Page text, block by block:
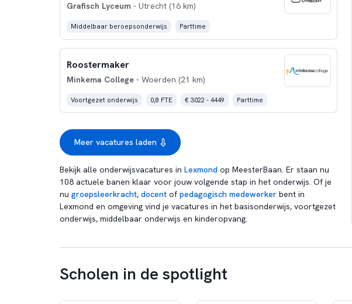
Grafisch Lyceum- Utrecht (16 km)
Middelbaar beroepsonderwijs Parttime
Roostermaker
Minkema College- Woerden (21 km)
Voortgezet onderwijs 0,8 FTE € 3022 - 4449 Parttime
Meer vacatures laden
Bekijk alle onderwijsvacatures in Lexmond op MeesterBaan. Er staan nu
108 actuele banen klaar voor jouw volgende stap in het onderwijs. Of je
nu groepsleerkracht, docent of pedagogisch medewerker bent in
Lexmond en omgeving vind je vacatures in het basisonderwijs, voortgezet
onderwijs, middelbaar onderwijs en kinderopvang.
Scholen in de spotlight